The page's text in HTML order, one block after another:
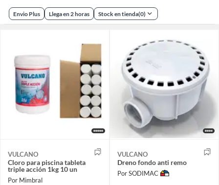
Envio Plus Llega en 2 horas Stock en tienda(0)
VULCANO
Cloro para piscina tableta
triple acción 1kg 10 un
Por Mimbral
VULCANO
Dreno fondo anti remo
Por SODIMAC